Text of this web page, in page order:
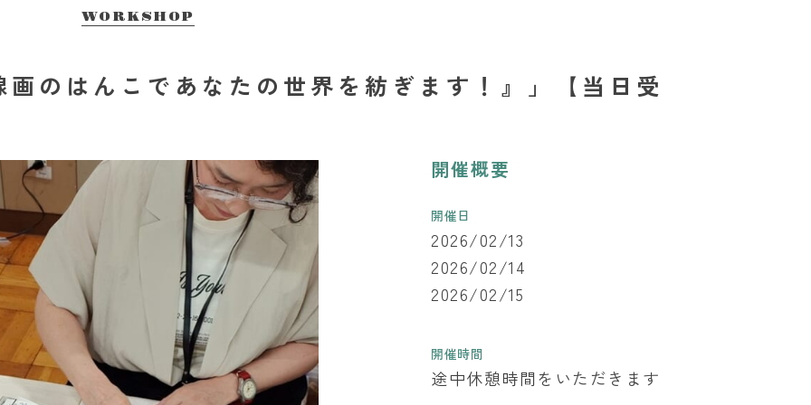
WORKSHOP
のはんこであなたの世界を紡ぎます！』」【当日受
開催概要
開催日
2026/02/13
2026/02/14
2026/02/15
開催時間
途中休憩時間をいただきます